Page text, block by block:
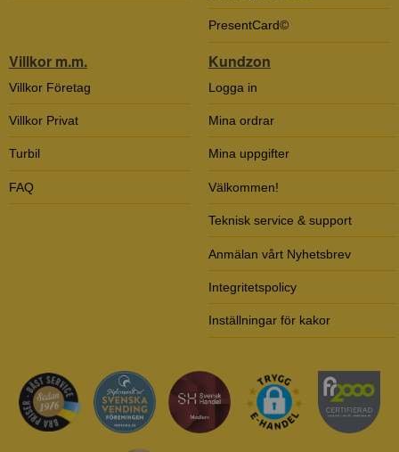
PresentCard©
Villkor m.m.
Villkor Företag
Villkor Privat
Turbil
FAQ
Kundzon
Logga in
Mina ordrar
Mina uppgifter
Välkommen!
Teknisk service & support
Anmälan vårt Nyhetsbrev
Integritetspolicy
Inställningar för kakor